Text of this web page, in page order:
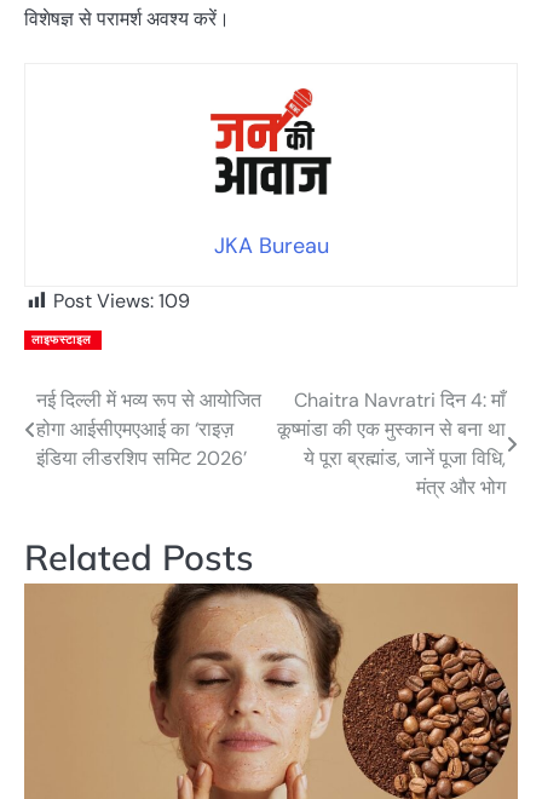
विशेषज्ञ से परामर्श अवश्य करें।
JKA Bureau
Post Views:109
लाइफस्टाइल
Post
navigation
नई दिल्ली में भव्य रूप से आयोजित
होगा आईसीएमएआई का ‘राइज़
इंडिया लीडरशिप समिट 2026’
Chaitra Navratri दिन 4: माँ
कूष्मांडा की एक मुस्कान से बना था
ये पूरा ब्रह्मांड, जानें पूजा विधि,
मंत्र और भोग
Related Posts